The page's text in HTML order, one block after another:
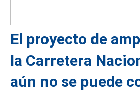
El proyecto de
la Carretera
aún no se puede